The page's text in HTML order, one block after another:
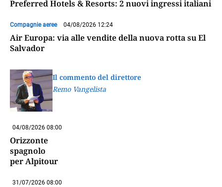
Preferred Hotels & Resorts: 2 nuovi ingressi italiani
Compagnie aeree 04/08/2026 12:24
Air Europa: via alle vendite della nuova rotta su El
Salvador
Il commento del direttore
Remo Vangelista
04/08/2026 08:00
Orizzonte
spagnolo
per Alpitour
31/07/2026 08:00